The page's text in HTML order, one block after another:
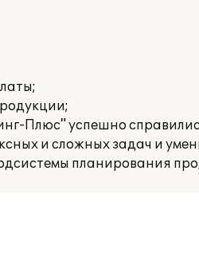
Плюс" успешно
и сложных задач и
планирования